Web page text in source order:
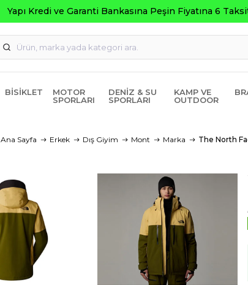
Yapı Kredi ve Garanti Bankasına Peşin Fiyatına 6
BISIKLET
MOTOR
SPORLARI
DENIZ & SU
SPORLARI
KAMP VE
OUTDOOR
Ana Sayfa Erkek Dış Giyim Mont Marka The North